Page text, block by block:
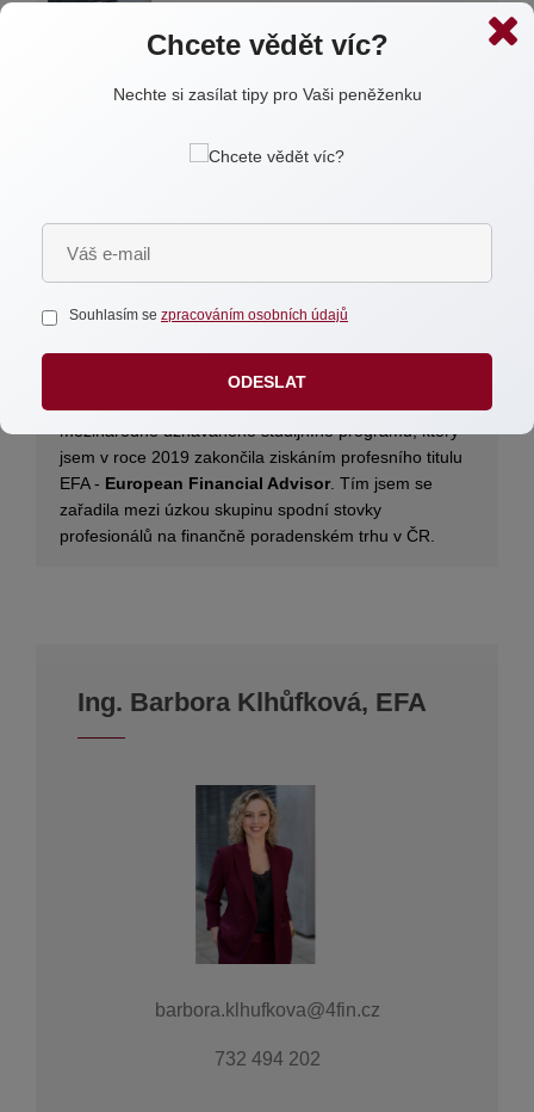
Jsem absolventkou oboru Statistika v ekonomii na
jako živým organismem. Po zkušenosti v Penzijní
společnosti České pojišťovny jsem nastartovala svou
finančně poradenskou kariéru. Vzdělání jsem dále
mezinárodně uznávaného studijního programu, který
jsem v roce 2019 zakončila ziskáním profesního titulu
EFA - European Financial Advisor. Tím jsem se
zařadila mezi úzkou skupinu spodní stovky
profesionálů na finančně poradenském trhu v ČR.
Ing. Barbora Klhůfková, EFA
barbora.klhufkova@4fin.cz
732 494 202
Chcete vědět víc?
Nechte si zasílat tipy pro Vaši peněženku
Souhlasím se zpracováním osobních údajů
ODESLAT